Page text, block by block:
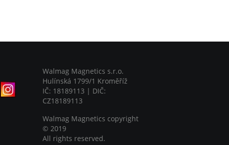
Walmag Magnetics s.r.o.
Hulínská 1799/1 Kroměříž
IČ: 18189113 | DIČ:
CZ18189113
Walmag Magnetics copyright
© 2019
All rights reserved.